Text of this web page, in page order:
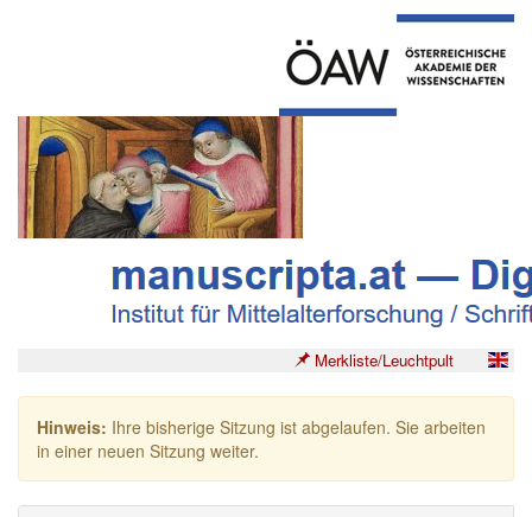
Merkliste/Leuchtpult
Hinweis: Ihre bisherige Sitzung ist abgelaufen. Sie arbeiten
in einer neuen Sitzung weiter.